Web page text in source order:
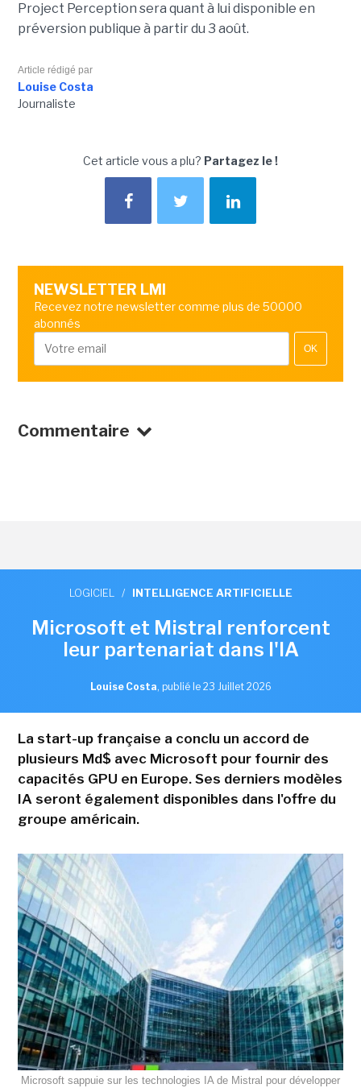
Project Perception sera quant à lui disponible en
préversion publique à partir du 3 août.
Article rédigé par
Louise Costa
Journaliste
Cet article vous a plu? Partagez le !
NEWSLETTER LMI
Recevez notre newsletter comme plus de 50000
abonnés
OK
Commentaire
LOGICIEL / INTELLIGENCE ARTIFICIELLE
Microsoft et Mistral renforcent
leur partenariat dans l'IA
Louise Costa, publié le 23 Juillet 2026
La start-up française a conclu un accord de
plusieurs Md$ avec Microsoft pour fournir des
capacités GPU en Europe. Ses derniers modèles
IA seront également disponibles dans l'offre du
groupe américain.
Microsoft sappuie sur les technologies IA de Mistral pour développer